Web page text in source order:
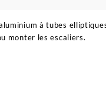
à tubes
monter les escaliers.